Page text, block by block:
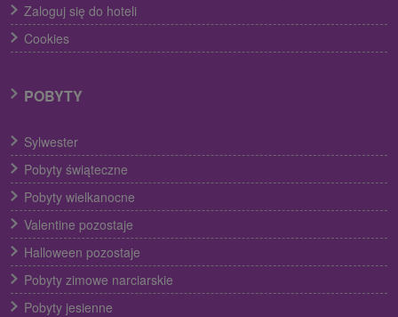
Zaloguj się do hoteli
Cookies
POBYTY
Sylwester
Pobyty świąteczne
Pobyty wielkanocne
Valentine pozostaje
Halloween pozostaje
Pobyty zimowe narciarskie
Pobyty jesienne